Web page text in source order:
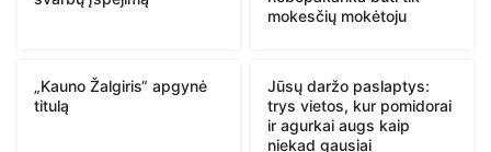
mokesčių mokėtoju
„Kauno Žalgiris“ apgynė
titulą
Jūsų daržo paslaptys:
trys vietos, kur pomidorai
ir agurkai augs kaip
niekad gausiai